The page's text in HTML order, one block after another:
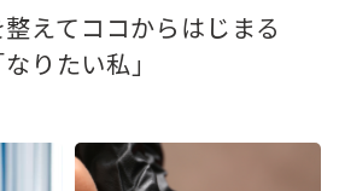
えてココからはじまる
なりたい私」